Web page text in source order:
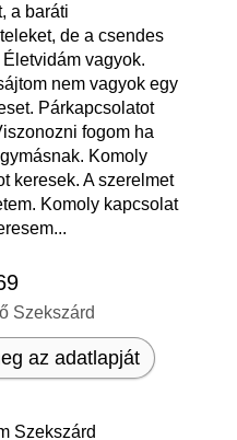
a baráti
de a csendes
vagyok.
nem vagyok egy
Párkapcsolatot
fogom ha
Komoly
keresek. A szerelmet
Komoly kapcsolat
Szekszárd
az adatlapját
Szekszárd